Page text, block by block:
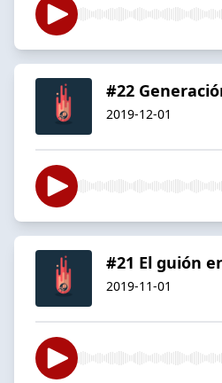
#22
2019-12-01
#21 El guión
2019-11-01